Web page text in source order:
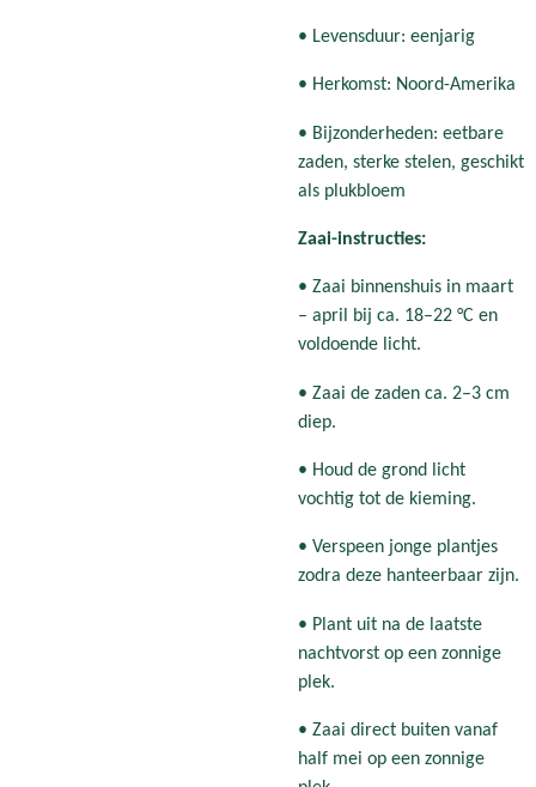
• Levensduur: eenjarig
• Herkomst: Noord-Amerika
• Bijzonderheden: eetbare
zaden, sterke stelen, geschikt
als plukbloem
Zaai-instructies:
• Zaai binnenshuis in maart
– april bij ca. 18–22 °C en
voldoende licht.
• Zaai de zaden ca. 2–3 cm
diep.
• Houd de grond licht
vochtig tot de kieming.
• Verspeen jonge plantjes
zodra deze hanteerbaar zijn.
• Plant uit na de laatste
nachtvorst op een zonnige
plek.
• Zaai direct buiten vanaf
half mei op een zonnige